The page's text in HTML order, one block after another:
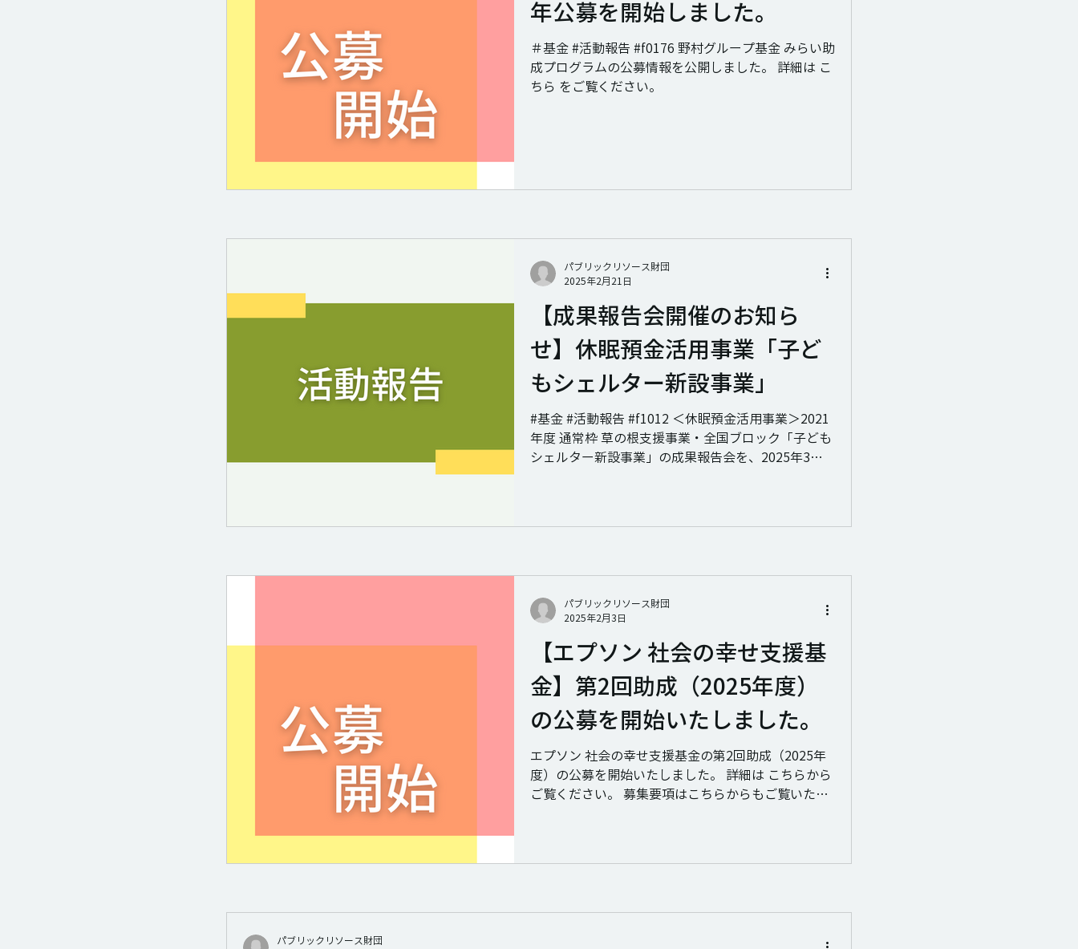
年公募を開始しました。
＃基金 #活動報告 #f0176 野村グループ基金 みらい助
成プログラムの公募情報を公開しました。 詳細は こ
ちら をご覧ください。
【成果報告会開催のお知ら
せ】休眠預金活用事業「子ど
もシェルター新設事業」
#基金 #活動報告 #f1012 ＜休眠預金活用事業＞2021
年度 通常枠 草の根支援事業・全国ブロック「子ども
シェルター新設事業」の成果報告会を、2025年3月
パブリックリソース財団
2025年2月21日
【エプソン 社会の幸せ支援基
金】第2回助成（2025年度）
の公募を開始いたしました。
エプソン 社会の幸せ支援基金の第2回助成（2025年
度）の公募を開始いたしました。 詳細は こちらから
ご覧ください。 募集要項はこちらからもご覧いただ
パブリックリソース財団
2025年2月3日
パブリックリソース財団